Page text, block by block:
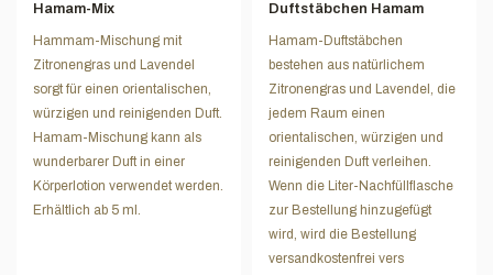
Hamam-Mix
Hammam-Mischung mit
Zitronengras und Lavendel
sorgt für einen orientalischen,
würzigen und reinigenden Duft.
Hamam-Mischung kann als
wunderbarer Duft in einer
Körperlotion verwendet werden.
Erhältlich ab 5 ml.
Duftstäbchen Hamam
Hamam-Duftstäbchen
bestehen aus natürlichem
Zitronengras und Lavendel, die
jedem Raum einen
orientalischen, würzigen und
reinigenden Duft verleihen.
Wenn die Liter-Nachfüllflasche
zur Bestellung hinzugefügt
wird, wird die Bestellung
versandkostenfrei vers